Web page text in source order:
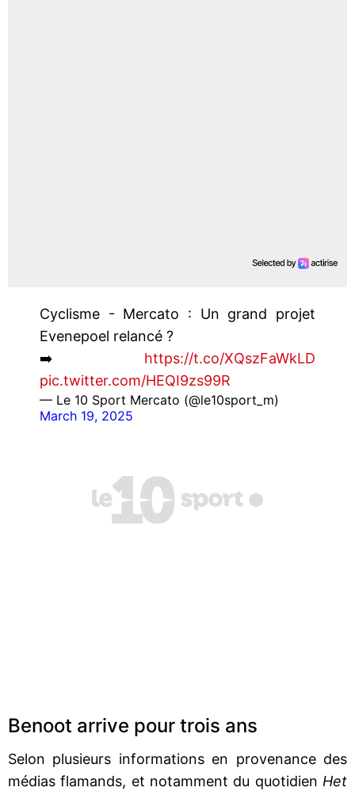
Cyclisme - Mercato : Un grand projet
Evenepoel relancé ?
➡️ https://t.co/XQszFaWkLD
pic.twitter.com/HEQI9zs99R
— Le 10 Sport Mercato (@le10sport_m)
March 19, 2025
Benoot arrive pour trois ans
Selon plusieurs informations en provenance des
médias flamands, et notamment du quotidien Het